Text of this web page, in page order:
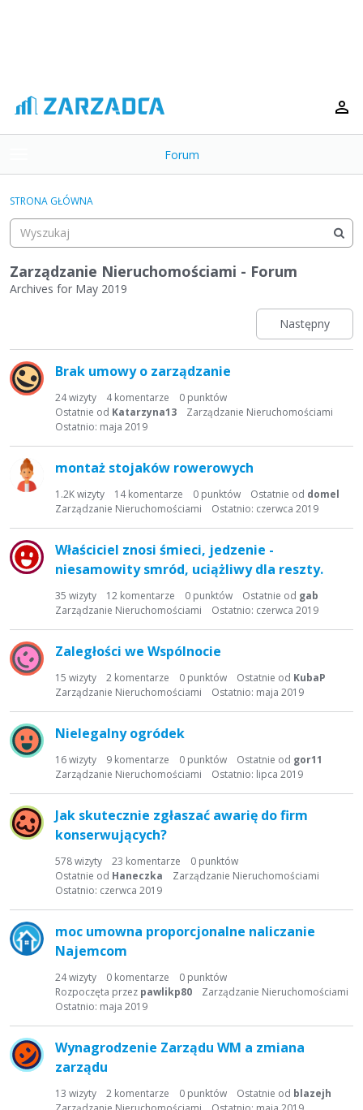
o
g
e
m
e
n
Forum
Kategorie
Dyskusje
Aktywność
STRONA GŁÓWNA
Zarządzanie Nieruchomościami - Forum
Archives for May 2019
Następny
i
s
d
y
j
Brak umowy o zarządzanie
24wizyty 4komentarze 0 punktów
Ostatnie od Katarzyna13
Ostatnio: maja 2019
Zarządzanie Nieruchomościami
montaż stojaków rowerowych
1.2Kwizyty 14komentarze 0 punktów Ostatnie od domel
Ostatnio: czerwca 2019
Zarządzanie Nieruchomościami
Właściciel znosi śmieci, jedzenie -
niesamowity smród, uciążliwy dla reszty.
35 wizyty 12 komentarze 0 punktów Ostatnie od gab
Ostatnio: czerwca 2019
Zarządzanie Nieruchomościami
Zaległości we Wspólnocie
15 wizyty 2 komentarze 0 punktów Ostatnie od KubaP
Ostatnio: maja 2019
Zarządzanie Nieruchomościami
Nielegalny ogródek
16wizyty 9 komentarze 0 punktów Ostatnie od gor11
Ostatnio: lipca 2019
Zarządzanie Nieruchomościami
Jak skutecznie zgłaszać awarię do firm
konserwujących?
578wizyty 23 komentarze 0 punktów
Ostatnie od Haneczka
Ostatnio: czerwca 2019
Zarządzanie Nieruchomościami
moc umowna proporcjonalne naliczanie
Najemcom
24wizyty 0 komentarze 0 punktów
Rozpoczęta przez pawlikp80
Ostatnio: maja 2019
Zarządzanie Nieruchomościami
Wynagrodzenie Zarządu WM a zmiana
zarządu
13 wizyty 2 komentarze 0 punktów Ostatnie od blazejh